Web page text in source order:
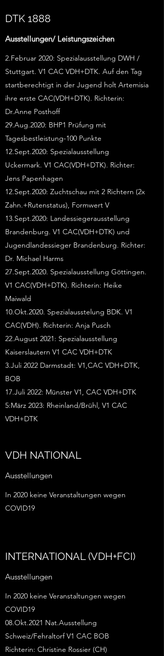
DTK 1888
Ausstellungen/ Leistungszeichen
2.Februar 2020: Spezialausstellung DWH /
Stuttgart. V1 CAC VDH+DTK. Auf den Tag
startberechtigt in der Jugend holt Artemisia
ihre erste CAC(VDH+DTK). Richterin:
Dr.Anne Posthoff
29.Aug.2020: BHP1 Prüfung mit
Tagesbestleistung-100 Punkte
12.Sept.2020: Spezialausstellung
Uckermark. V1 CAC(VDH+DTK). Richter:
Jens Papenhagen
12.Sept.2020: Zuchtschau mit 2 Richtern (2x
Zahn.+Rutenstatus), Formwert V
13.Sept.2020: Landessiegerausstellung
Brandenburg. V1 CAC(VDH+DTK) und
Jugendlandessieger Brandenburg. Richter:
Dr. Michael Harms
27.Sept.2020. Spezialausstellung Göttingen.
V1 CAC(VDH+DTK). Richterin: Heike
Maiwald
10.Okt.2020. Spezialausstelung BDK. V1
CAC(VDH). Richterin: Anja Pusch
22.August 2021: Spezialausstellung
Kaiserslautern V1 CAC VDH+DTK
3.Juli 2022 Darmstadt: V1,CAC VDH+DTK,
BOB
17.Juli 2022: Münster V1, CAC VDH+DTK
5:März 2023: Rheinland/Brühl, V1 CAC
VDH+DTK
VDH NATIONAL
Ausstellungen
In 2020 keine Veranstaltungen wegen
COVID19
INTERNATIONAL (VDH+FCI)
Ausstellungen
In 2020 keine Veranstaltungen wegen
COVID19
08.Okt.2021 Nat.Ausstellung
Schweiz/Fehraltorf V1 CAC BOB
Richterin: Christine Rossier (CH)